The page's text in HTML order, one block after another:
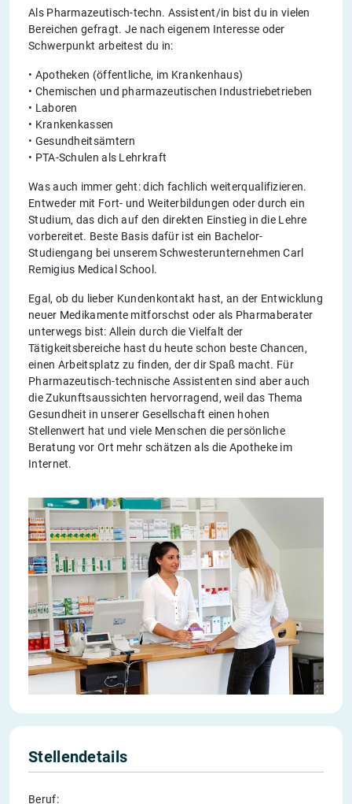
Als Pharmazeutisch-techn. Assistent/in bist du in vielen
Bereichen gefragt. Je nach eigenem Interesse oder
Schwerpunkt arbeitest du in:
• Apotheken (öffentliche, im Krankenhaus)
• Chemischen und pharmazeutischen Industriebetrieben
• Laboren
• Krankenkassen
• Gesundheitsämtern
• PTA-Schulen als Lehrkraft
Was auch immer geht: dich fachlich weiterqualifizieren.
Entweder mit Fort- und Weiterbildungen oder durch ein
Studium, das dich auf den direkten Einstieg in die Lehre
vorbereitet. Beste Basis dafür ist ein Bachelor-
Studiengang bei unserem Schwesterunternehmen Carl
Remigius Medical School.
Egal, ob du lieber Kundenkontakt hast, an der Entwicklung
neuer Medikamente mitforschst oder als Pharmaberater
unterwegs bist: Allein durch die Vielfalt der
Tätigkeitsbereiche hast du heute schon beste Chancen,
einen Arbeitsplatz zu finden, der dir Spaß macht. Für
Pharmazeutisch-technische Assistenten sind aber auch
die Zukunftsaussichten hervorragend, weil das Thema
Gesundheit in unserer Gesellschaft einen hohen
Stellenwert hat und viele Menschen die persönliche
Beratung vor Ort mehr schätzen als die Apotheke im
Internet.
Stellendetails
Beruf: